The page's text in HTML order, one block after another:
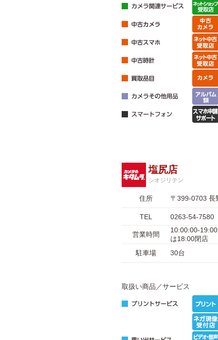
塩尻店
シオジリテン
住所 〒399-0703 長
TEL 0263-54-7580
営業時間
10:00:00-
は18:00閉店
駐車場
30台
取扱い商品／サービス